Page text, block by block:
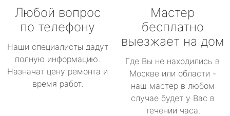
Любой вопрос
по телефону
Наши специалисты дадут
полную информацию.
Назначат цену ремонта и
время работ.
Мастер
бесплатно
выезжает на дом
Где Вы не находились в
Москве или области -
наш мастер в любом
случае будет у Вас в
течении часа.